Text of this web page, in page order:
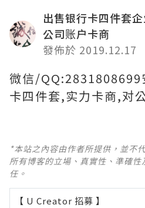
出售银行卡四件套
公司账户卡商
發佈於 2019.12.17
微信/QQ:2831808699
卡四件套,实力卡商,对
*本站之內容由作者所提供，並不
所有博客的立場、真實性、準確
任。
【 U Creator 招募 】